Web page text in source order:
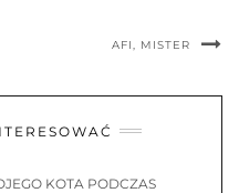
AFI, MISTER
KOTA PODCZAS